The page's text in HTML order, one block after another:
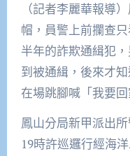
（記者李麗華報導）鳳山一名男子騎車未戴安全
帽，員警上前攔查
半年的詐欺通緝犯
到被通緝，後來才
在場跳腳喊「我要
鳳山分局新甲派出
19時許巡邏行經海